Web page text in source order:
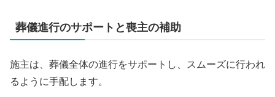
葬儀進行のサポートと喪主の補助
施主は、葬儀全体の進行をサポートし、スムーズに行われ
るように手配します。